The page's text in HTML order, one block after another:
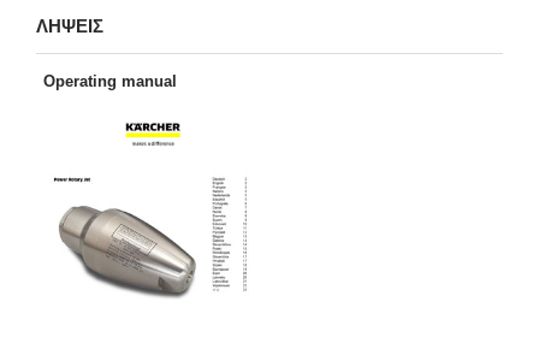
ΛΗΨΕΙΣ
Operating manual